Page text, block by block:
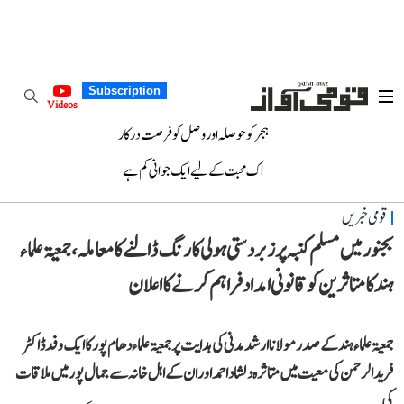
Subscription
Videos
ہجر کو حوصلہ اور وصل کو فرصت درکار
اک محبت کے لیے ایک جوانی کم ہے
قومی خبریں
بجنور میں مسلم کنبہ پر زبردستی ہولی کا رنگ ڈالنے کا معاملہ، جمعیۃ علماء
ہند کا متاثرین کو قانونی امداد فراہم کرنے کا اعلان
جمعیۃ علماء ہند کے صدر مولانا ارشد مدنی کی ہدایت پر جمعیۃ علماء دھام پور کا ایک وفد ڈاکٹر
فرید الرحمن کی معیت میں متاثرہ دلشاد احمد اور ان کے اہل خانہ سے جمال پور میں ملاقات